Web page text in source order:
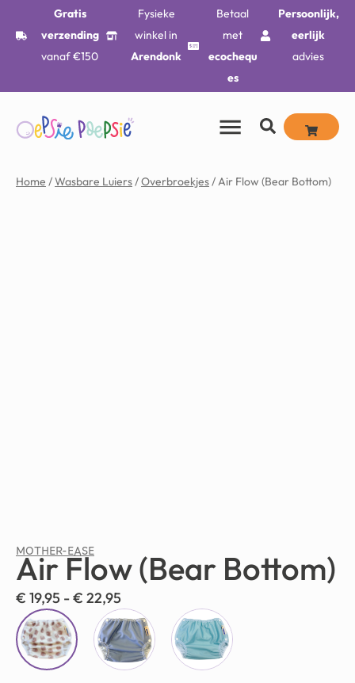
Gratis
verzending
vanaf €150
Fysieke
winkel in
Arendonk
Betaal
met
ecochequ
es
Persoonlijk,
eerlijk
advies
Home /Wasbare Luiers/Overbroekjes/ Air Flow (Bear Bottom)
MOTHER-EASE
Air Flow (Bear Bottom)
€ 19,95 -€ 22,95